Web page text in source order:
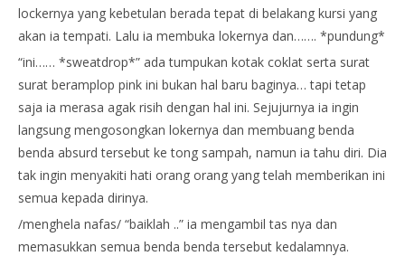
lockernya yang kebetulan berada tepat di belakang kursi yang
akan ia tempati. Lalu ia membuka lokernya dan……. *pundung*
“ini…… *sweatdrop*” ada tumpukan kotak coklat serta surat
surat beramplop pink ini bukan hal baru baginya… tapi tetap
saja ia merasa agak risih dengan hal ini. Sejujurnya ia ingin
langsung mengosongkan lokernya dan membuang benda
benda absurd tersebut ke tong sampah, namun ia tahu diri. Dia
tak ingin menyakiti hati orang orang yang telah memberikan ini
semua kepada dirinya.
/menghela nafas/ “baiklah ..” ia mengambil tas nya dan
memasukkan semua benda benda tersebut kedalamnya.